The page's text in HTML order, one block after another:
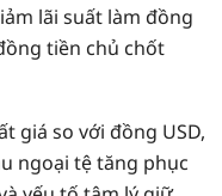
lãi suất làm đồng
tiền chủ chốt
giá so với đồng USD,
ngoại tệ tăng phục